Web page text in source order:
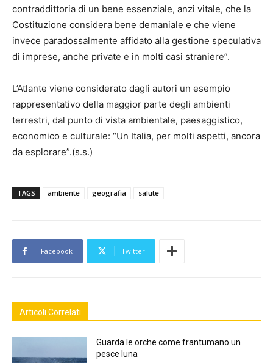
contraddittoria di un bene essenziale, anzi vitale, che la
Costituzione considera bene demaniale e che viene
invece paradossalmente affidato alla gestione speculativa
di imprese, anche private e in molti casi straniere”.
L’Atlante viene considerato dagli autori un esempio
rappresentativo della maggior parte degli ambienti
terrestri, dal punto di vista ambientale, paesaggistico,
economico e culturale: “Un Italia, per molti aspetti, ancora
da esplorare”.(s.s.)
TAGS ambiente geografia salute
Facebook Twitter
Articoli Correlati
Guarda le orche come frantumano un
pesce luna